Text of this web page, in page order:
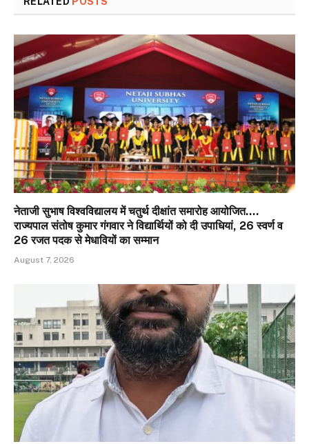
नेताजी सुभाष विश्वविद्यालय में चतुर्थ दीक्षांत समारोह आयोजित….
राज्यपाल संतोष कुमार गंगवार ने विद्यार्थियों को दी उपाधियां, 26 स्वर्ण व
26 रजत पदक से मेधावियों का सम्मान
August 7, 2026